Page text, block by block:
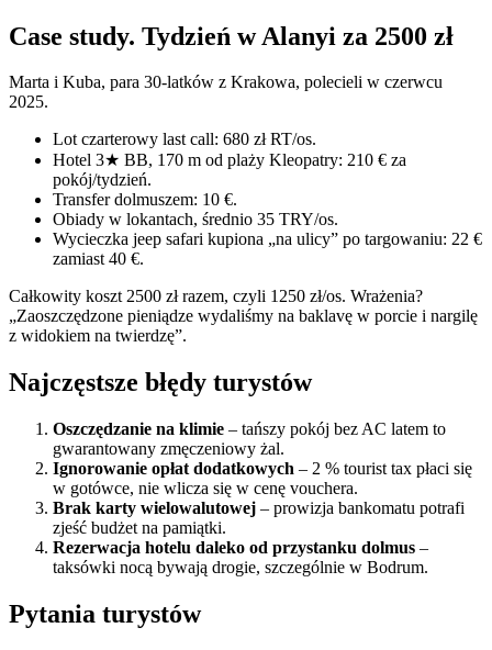
Case study. Tydzień w Alanyi za 2500 zł
Marta i Kuba, para 30-latków z Krakowa, polecieli w czerwcu
2025.
Lot czarterowy last call: 680 zł RT/os.
Hotel 3★ BB, 170 m od plaży Kleopatry: 210 € za
pokój/tydzień.
Transfer dolmuszem: 10 €.
Obiady w lokantach, średnio 35 TRY/os.
Wycieczka jeep safari kupiona „na ulicy” po targowaniu: 22 €
zamiast 40 €.
Całkowity koszt 2500 zł razem, czyli 1250 zł/os. Wrażenia?
„Zaoszczędzone pieniądze wydaliśmy na baklavę w porcie i nargilę
z widokiem na twierdzę”.
Najczęstsze błędy turystów
Oszczędzanie na klimie – tańszy pokój bez AC latem to
gwarantowany zmęczeniowy żal.
Ignorowanie opłat dodatkowych – 2 % tourist tax płaci się
w gotówce, nie wlicza się w cenę vouchera.
Brak karty wielowalutowej – prowizja bankomatu potrafi
zjeść budżet na pamiątki.
Rezerwacja hotelu daleko od przystanku dolmus –
taksówki nocą bywają drogie, szczególnie w Bodrum.
Pytania turystów